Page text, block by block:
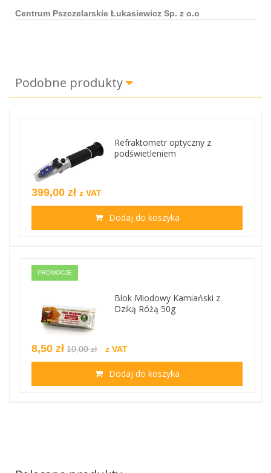
Centrum Pszczelarskie Łukasiewicz Sp. z o.o
Podobne produkty
Refraktometr optyczny z
podświetleniem
399,00 zł z VAT
Dodaj do koszyka
PROMOCJE
Blok Miodowy Kamiański z
Dziką Różą 50g
8,50 zł 10,00 zł z VAT
Dodaj do koszyka